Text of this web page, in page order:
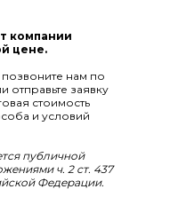
компании
цене.
позвоните нам по
отправьте заявку
стоимость
и условий
публичной
ч. 2 ст. 437
Федерации.